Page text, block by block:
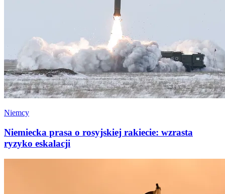
Niemcy
Niemiecka prasa o rosyjskiej rakiecie: wzrasta
ryzyko eskalacji